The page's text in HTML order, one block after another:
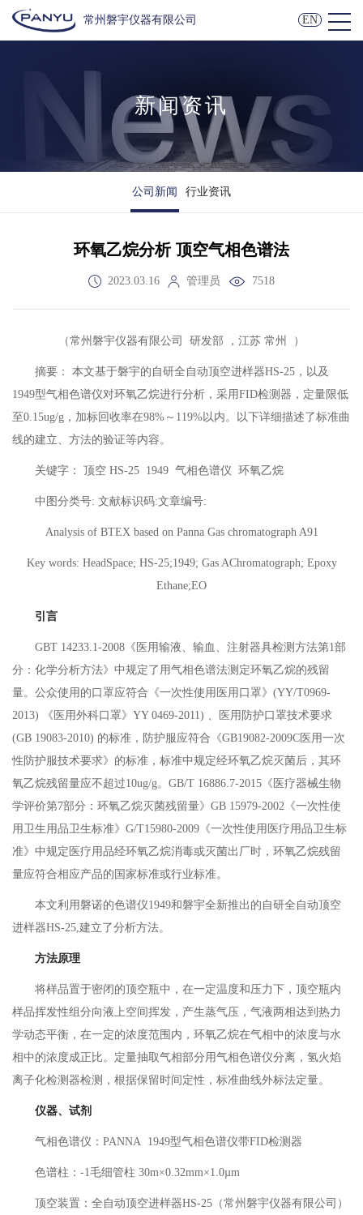
常州磐宇仪器有限公司 EN
新闻资讯
公司新闻 行业资讯
环氧乙烷分析 顶空气相色谱法
2023.03.16 管理员 7518
（常州磐宇仪器有限公司 研发部 ，江苏 常州 ）
摘要： 本文基于磐宇的自研全自动顶空进样器HS-25，以及
1949型气相色谱仪对环氧乙烷进行分析，采用FID检测器，定量限低
至0.15ug/g，加标回收率在98%～119%以内。以下详细描述了标准曲
线的建立、方法的验证等内容。
关键字： 顶空 HS-25 1949 气相色谱仪 环氧乙烷
中图分类号: 文献标识码:文章编号:
Analysis of BTEX based on Panna Gas chromatograph A91
Key words: HeadSpace; HS-25;1949; Gas AChromatograph; Epoxy
Ethane;EO
引言
GBT 14233.1-2008《医用输液、输血、注射器具检测方法第1部
分：化学分析方法》中规定了用气相色谱法测定环氧乙烷的残留
量。公众使用的口罩应符合《一次性使用医用口罩》(YY/T0969-
2013) 《医用外科口罩》YY 0469-2011) 、医用防护口罩技术要求
(GB 19083-2010) 的标准，防护服应符合《GB19082-2009C医用一次
性防护服技术要求》的标准，标准中规定经环氧乙烷灭菌后，其环
氧乙烷残留量应不超过10ug/g。GB/T 16886.7-2015《医疗器械生物
学评价第7部分：环氧乙烷灭菌残留量》GB 15979-2002《一次性使
用卫生用品卫生标准》G/T15980-2009《一次性使用医疗用品卫生标
准》中规定医疗用品经环氧乙烷消毒或灭菌出厂时，环氧乙烷残留
量应符合相应产品的国家标准或行业标准。
本文利用磐诺的色谱仪1949和磐宇全新推出的自研全自动顶空
进样器HS-25,建立了分析方法。
方法原理
将样品置于密闭的顶空瓶中，在一定温度和压力下，顶空瓶内
样品挥发性组分向液上空间挥发，产生蒸气压，气液两相达到热力
学动态平衡，在一定的浓度范围内，环氧乙烷在气相中的浓度与水
相中的浓度成正比。定量抽取气相部分用气相色谱仪分离，氢火焰
离子化检测器检测，根据保留时间定性，标准曲线外标法定量。
仪器、试剂
气相色谱仪：PANNA 1949型气相色谱仪带FID检测器
色谱柱：-1毛细管柱 30m×0.32mm×1.0µm
顶空装置：全自动顶空进样器HS-25（常州磐宇仪器有限公司）